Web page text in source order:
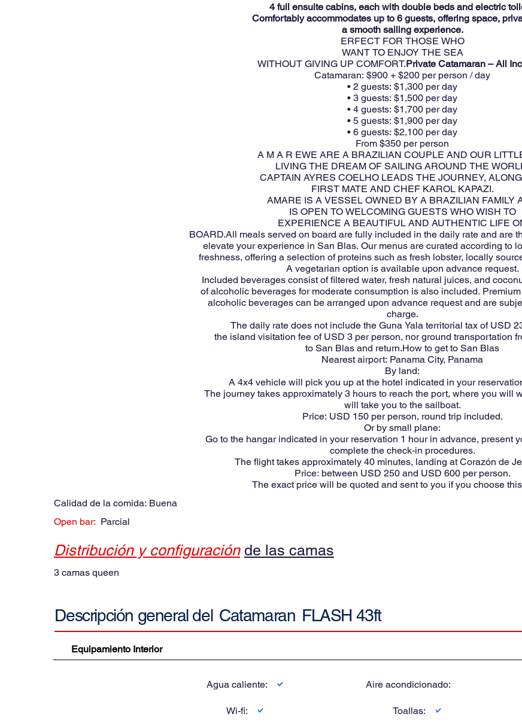
4 full ensuite cabins, each with double beds and electric
Comfortably accommodates up to 6 guests, offering space,
a smooth sailing experience.
ERFECT FOR THOSE WHO
WANT TO ENJOY THE SEA
WITHOUT GIVING UP COMFORT.Private Catamaran – All
Catamaran: $900 + $200 per person / day
• 2 guests: $1,300 per day
• 3 guests: $1,500 per day
• 4 guests: $1,700 per day
• 5 guests: $1,900 per day
• 6 guests: $2,100 per day
From $350 per person
A M A R EWE ARE A BRAZILIAN COUPLE AND OUR
LIVING THE DREAM OF SAILING AROUND THE
CAPTAIN AYRES COELHO LEADS THE JOURNEY,
FIRST MATE AND CHEF KAROL KAPAZI.
AMARE IS A VESSEL OWNED BY A BRAZILIAN FAMILY
IS OPEN TO WELCOMING GUESTS WHO WISH TO
EXPERIENCE A BEAUTIFUL AND AUTHENTIC LIFE
BOARD.All meals served on board are fully included in the daily rate and are
elevate your experience in San Blas. Our menus are curated according to
freshness, offering a selection of proteins such as fresh lobster, locally
A vegetarian option is available upon advance request.
Included beverages consist of filtered water, fresh natural juices, and
of alcoholic beverages for moderate consumption is also included.
alcoholic beverages can be arranged upon advance request and are
charge.
The daily rate does not include the Guna Yala territorial tax of USD
the island visitation fee of USD 3 per person, nor ground transportation
to San Blas and return.How to get to San Blas
Nearest airport: Panama City, Panama
By land:
A 4x4 vehicle will pick you up at the hotel indicated in your
The journey takes approximately 3 hours to reach the port, where you will
will take you to the sailboat.
Price: USD 150 per person, round trip included.
Or by small plane:
Go to the hangar indicated in your reservation 1 hour in advance, present
complete the check-in procedures.
The flight takes approximately 40 minutes, landing at Corazón de
Price: between USD 250 and USD 600 per person.
The exact price will be quoted and sent to you if you choose
Calidad de la comida: Buena
Open bar: Parcial
Distribución y configuración de las camas
3 camas queen
Descripción general del Catamaran FLASH 43ft
Equipamiento Interior
Agua caliente:
Wi-fi:
Aire acondicionado:
Toallas: